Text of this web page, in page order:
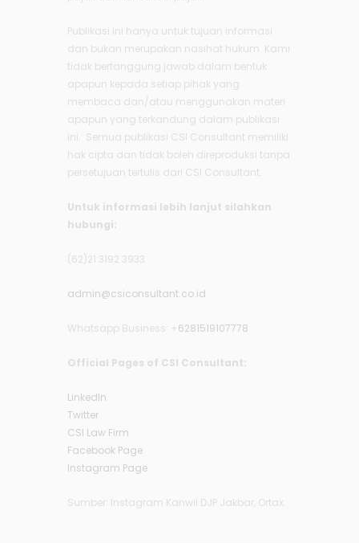
Publikasi ini hanya untuk tujuan informasi
dan bukan merupakan nasihat hukum. Kami
tidak bertanggung jawab dalam bentuk
apapun kepada setiap pihak yang
membaca dan/atau menggunakan materi
apapun yang terkandung dalam publikasi
ini. Semua publikasi CSI Consultant memiliki
hak cipta dan tidak boleh direproduksi tanpa
persetujuan tertulis dari CSI Consultant.
Untuk informasi lebih lanjut silahkan
hubungi:
(62)21 3192 3933
admin@csiconsultant.co.id
Whatsapp Business: +6281519107778
Official Pages of CSI Consultant:
LinkedIn
Twitter
CSI Law Firm
Facebook Page
Instagram Page
Sumber: Instagram Kanwil DJP Jakbar, Ortax.